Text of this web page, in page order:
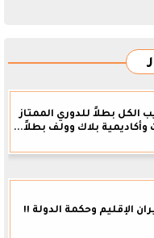
الكل بطلاً للدوري الممتاز
بلاك وولف بطلاً...
الإقليم وحكمة الدولة !!